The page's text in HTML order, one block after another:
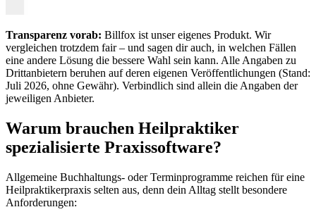
Transparenz vorab: Billfox ist unser eigenes Produkt. Wir
vergleichen trotzdem fair – und sagen dir auch, in welchen Fällen
eine andere Lösung die bessere Wahl sein kann. Alle Angaben zu
Drittanbietern beruhen auf deren eigenen Veröffentlichungen (Stand:
Juli 2026, ohne Gewähr). Verbindlich sind allein die Angaben der
jeweiligen Anbieter.
Warum brauchen Heilpraktiker
spezialisierte Praxissoftware?
Allgemeine Buchhaltungs- oder Terminprogramme reichen für eine
Heilpraktikerpraxis selten aus, denn dein Alltag stellt besondere
Anforderungen: